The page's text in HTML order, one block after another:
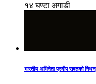
१४ घण्टा अगाडी
भारतीय अभिनेता प्रदीप रावतको निधन